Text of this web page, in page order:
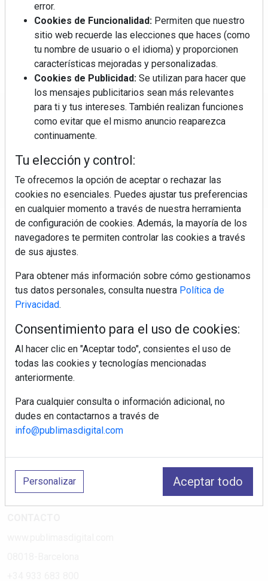
Regístrate y accede a contenidos
Correo electrónico
Electromarket: Revista electrodomésticos, noticias canal
electrodomésticos, novedades informáticas, electrónica de
consumo, canal electro, retail, análisis distribución, noticias
pequeño electrodoméstico, datos de mercado.
PÁGINAS
Política de Privacidad
Política de Cookies
Aviso Legal
¿Quiénes somos?
error.
Cookies de Funcionalidad: Permiten que nuestro
sitio web recuerde las elecciones que haces (como
tu nombre de usuario o el idioma) y proporcionen
características mejoradas y personalizadas.
Cookies de Publicidad: Se utilizan para hacer que
los mensajes publicitarios sean más relevantes
para ti y tus intereses. También realizan funciones
como evitar que el mismo anuncio reaparezca
continuamente.
Tu elección y control:
Te ofrecemos la opción de aceptar o rechazar las
cookies no esenciales. Puedes ajustar tus preferencias
en cualquier momento a través de nuestra herramienta
de configuración de cookies. Además, la mayoría de los
navegadores te permiten controlar las cookies a través
de sus ajustes.
Para obtener más información sobre cómo gestionamos
tus datos personales, consulta nuestra Política de
Privacidad.
Consentimiento para el uso de cookies:
Al hacer clic en "Aceptar todo", consientes el uso de
todas las cookies y tecnologías mencionadas
anteriormente.
Para cualquier consulta o información adicional, no
dudes en contactarnos a través de
info@publimasdigital.com
Personalizar Aceptar todo